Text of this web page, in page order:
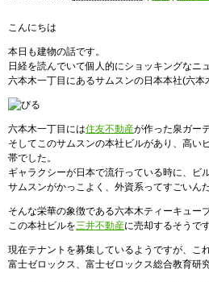
こんにちは
本日も建物の話です。
日経を読んでいて個人的にショッキングなニ
六本木一丁目にあるサムスンの日本本社(六
六本木一丁目には住友不動産が作った泉ガー
そしてこのサムスンの本社ビルがあり、高い
帯でした。
ギャラクシーが日本で流行っている時に、ビ
サムスンがかっこよく、外資系ってすごいん
そんな栄華の象徴である六本木ティーキュー
この本社ビルを三井不動産に売却するそうです
現在テナントを募集しているようですが、こ
富士ゼロックス、富士ゼロックス総合教育研